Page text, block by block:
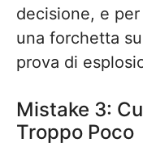
decisione, e
una forchetta
prova di
Mistake 3:
Troppo Poco